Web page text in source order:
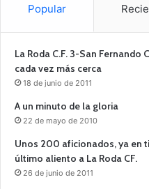
Popular
La Roda C.F. 3-San Fernando
cada vez más cerca
18 de junio de 2011
A un minuto de la gloria
22 de mayo de 2010
Unos 200 aficionados, ya en
último aliento a La Roda CF.
26 de junio de 2011